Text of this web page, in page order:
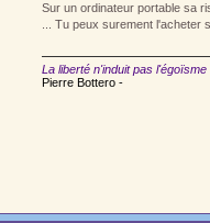
Sur un ordinateur portable sa
... Tu peux surement l'acheter
La liberté n'induit pas
Pierre Bottero -